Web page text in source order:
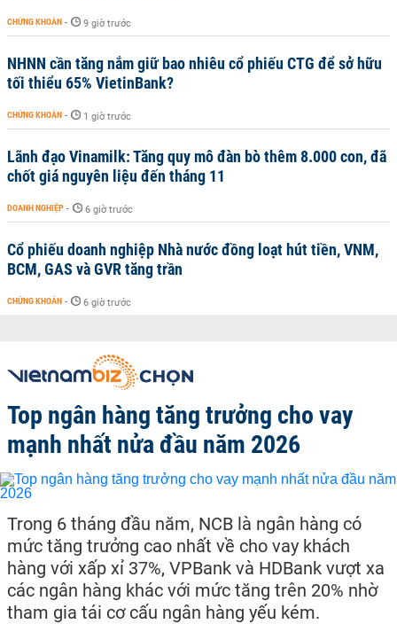
CHỨNG KHOÁN - 9 giờ trước
NHNN cần tăng nắm giữ bao nhiêu cổ phiếu CTG để sở hữu
tối thiểu 65% VietinBank?
CHỨNG KHOÁN - 1 giờ trước
Lãnh đạo Vinamilk: Tăng quy mô đàn bò thêm 8.000 con, đã
chốt giá nguyên liệu đến tháng 11
DOANH NGHIỆP - 6 giờ trước
Cổ phiếu doanh nghiệp Nhà nước đồng loạt hút tiền, VNM,
BCM, GAS và GVR tăng trần
CHỨNG KHOÁN - 6 giờ trước
Top ngân hàng tăng trưởng cho vay
mạnh nhất nửa đầu năm 2026
Trong 6 tháng đầu năm, NCB là ngân hàng có
mức tăng trưởng cao nhất về cho vay khách
hàng với xấp xỉ 37%, VPBank và HDBank vượt xa
các ngân hàng khác với mức tăng trên 20% nhờ
tham gia tái cơ cấu ngân hàng yếu kém.